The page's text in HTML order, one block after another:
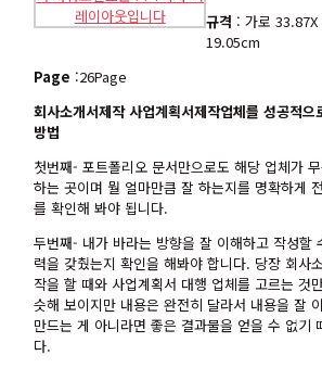
규격 : 가로 33.87X
19.05cm
Page :26Page
회사소개서제작 사업계획서제작업체를 성공적으
방법
첫번째- 포트폴리오 문서만으로도 해당 업체가
하는 곳이며 뭘 얼마만큼 잘 하는지를 명확하게
를 확인해 봐야 됩니다.
두번째- 내가 바라는 방향을 잘 이해하고 작성할
력을 갖췄는지 확인을 해봐야 합니다. 당장 회사
작을 할 때와 사업계획서 대행 업체를 고르는 것
슷해 보이지만 내용은 완전히 달라서 내용을 잘
만드는 게 아니라면 좋은 결과물을 얻을 수 없기
다.